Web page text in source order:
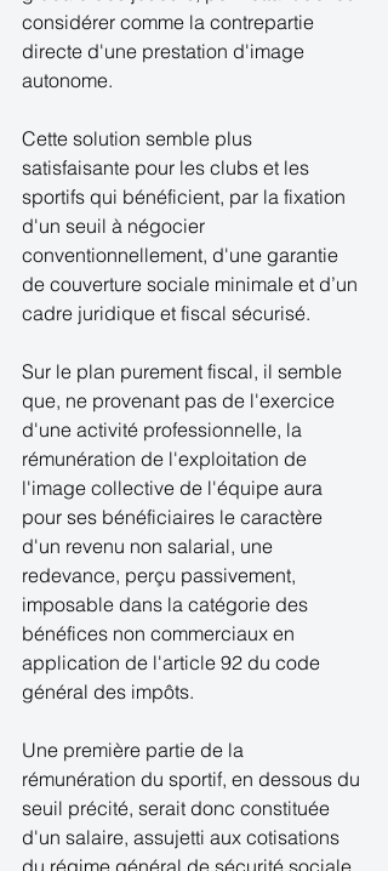
considérer comme la contrepartie
directe d'une prestation d'image
autonome.
Cette solution semble plus
satisfaisante pour les clubs et les
sportifs qui bénéficient, par la fixation
d'un seuil à négocier
conventionnellement, d'une garantie
de couverture sociale minimale et d’un
cadre juridique et fiscal sécurisé.
Sur le plan purement fiscal, il semble
que, ne provenant pas de l'exercice
d'une activité professionnelle, la
rémunération de l'exploitation de
l'image collective de l'équipe aura
pour ses bénéficiaires le caractère
d'un revenu non salarial, une
redevance, perçu passivement,
imposable dans la catégorie des
bénéfices non commerciaux en
application de l'article 92 du code
général des impôts.
Une première partie de la
rémunération du sportif, en dessous du
seuil précité, serait donc constituée
d'un salaire, assujetti aux cotisations
du régime général de sécurité sociale.